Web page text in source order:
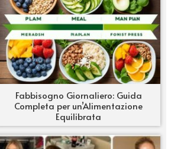
Fabbisogno Giornaliero: Guida
Completa per un’Alimentazione
Equilibrata